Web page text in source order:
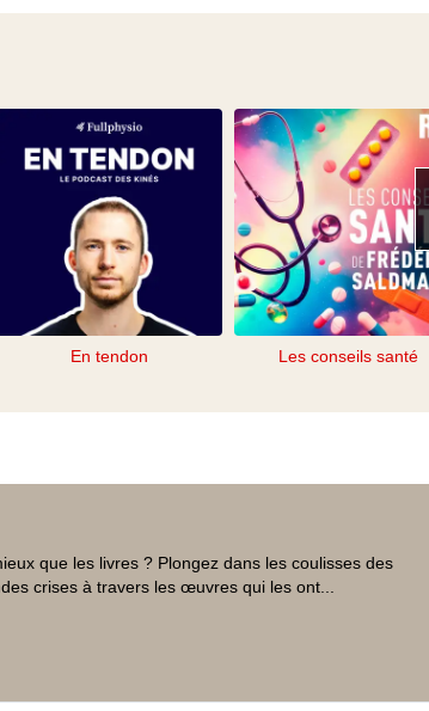
En tendon Les conseils santé
que les livres ? Plongez dans les coulisses des
crises à travers les œuvres qui les ont...